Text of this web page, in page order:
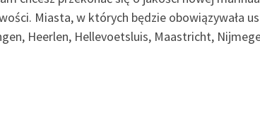
Miasta, w których będzie obowiązywała
Heerlen, Hellevoetsluis, Maastricht,